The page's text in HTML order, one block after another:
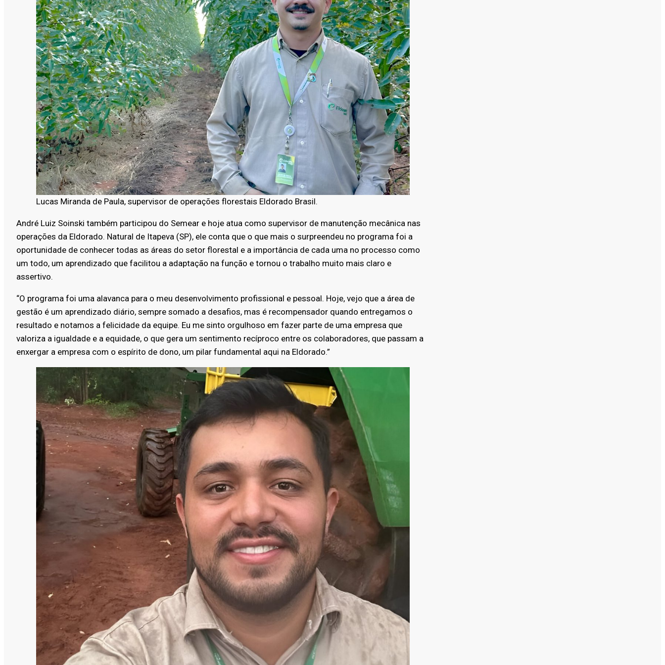
Lucas Miranda de Paula, supervisor de operações florestais Eldorado Brasil.
André Luiz Soinski também participou do Semear e hoje atua como supervisor de manutenção mecânica nas
operações da Eldorado. Natural de Itapeva (SP), ele conta que o que mais o surpreendeu no programa foi a
oportunidade de conhecer todas as áreas do setor florestal e a importância de cada uma no processo como
um todo, um aprendizado que facilitou a adaptação na função e tornou o trabalho muito mais claro e
assertivo.
“O programa foi uma alavanca para o meu desenvolvimento profissional e pessoal. Hoje, vejo que a área de
gestão é um aprendizado diário, sempre somado a desafios, mas é recompensador quando entregamos o
resultado e notamos a felicidade da equipe. Eu me sinto orgulhoso em fazer parte de uma empresa que
valoriza a igualdade e a equidade, o que gera um sentimento recíproco entre os colaboradores, que passam a
enxergar a empresa com o espírito de dono, um pilar fundamental aqui na Eldorado.”